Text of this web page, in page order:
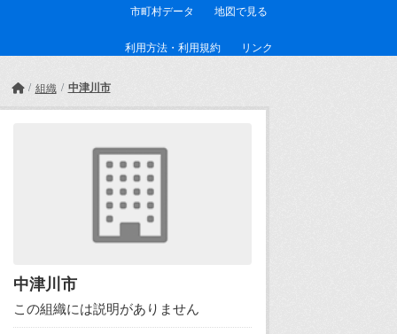
市町村データ 地図で見る
利用方法・利用規約 リンク
組織 中津川市
中津川市
この組織には説明がありません